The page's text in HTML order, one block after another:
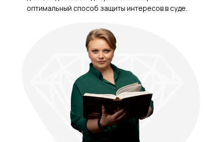
оптимальный способ защиты интересов в суде.